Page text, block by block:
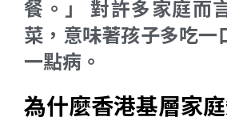
餐。」 對許多家庭而
菜，意味著孩子多吃一
一點病。
為什麼香港基層家